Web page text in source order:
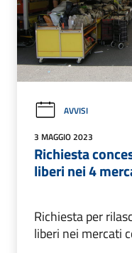
AVVISI
3 MAGGIO 2023
Richiesta
liberi nei 4
Richiesta per
liberi nei mercati